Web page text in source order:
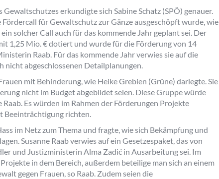
erkundigte sich Sabine Schatz (SPÖ) genauer.
für Gewaltschutz zur Gänze ausgeschöpft wurde, wie
solcher Call auch für das kommende Jahr geplant sei. Der
1,25 Mio. € dotiert und wurde für die Förderung von 14
Raab. Für das kommende Jahr verwies sie auf die
nicht abgeschlossenen Detailplanungen.
mit Behinderung, wie Heike Grebien (Grüne) darlegte. Sie
nicht im Budget abgebildet seien. Diese Gruppe würde
Es würden im Rahmen der Förderungen Projekte
Beeinträchtigung richten.
im Netz zum Thema und fragte, wie sich Bekämpfung und
Susanne Raab verwies auf ein Gesetzespaket, das von
und Justizministerin Alma Zadić in Ausarbeitung sei. Im
in dem Bereich, außerdem beteilige man sich an einem
gegen Frauen, so Raab. Zudem seien die